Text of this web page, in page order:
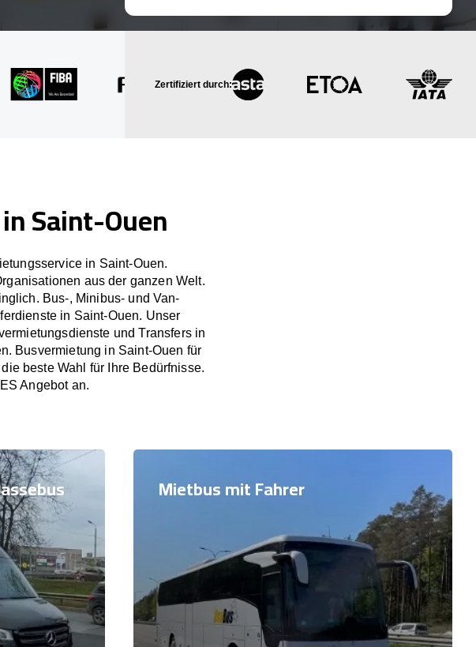
Zertifiziert durch:
Saint-Ouen
in Saint-Ouen.
aus der ganzen Welt.
Bus-, Minibus- und Van-
in Saint-Ouen. Unser
und Transfers in
Busvermietung in Saint-Ouen für
beste Wahl für Ihre Bedürfnisse.
Angebot an.
Mietbus mit Fahrer